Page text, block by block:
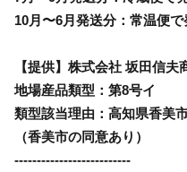
10月〜6月発送分：常温便で
【提供】株式会社 坂田信夫
地場産品類型：第8号イ
類型該当理由：高知県香美
（香美市の同意あり）
--------------------------